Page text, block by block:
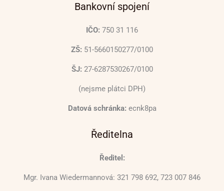
Bankovní spojení
IČO: 750 31 116
ZŠ: 51-5660150277/0100
ŠJ: 27-6287530267/0100
(nejsme plátci DPH)
Datová schránka: ecnk8pa
Ředitelna
Ředitel:
Mgr. Ivana Wiedermannová: 321 798 692, 723 007 846